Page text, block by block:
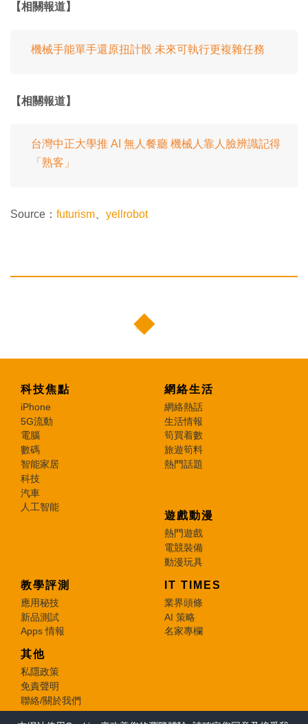
【相關報道】
機械手能單手還原扭計骰 未來可執行更複雜任務
【相關報道】
台灣中正大學推 AI 無人餐廳 機械人靠人臉辨識記得
「熟客」
Source： futurism yellrobot
科技焦點
iPhone
5G流動
電腦
數碼
智能家居
科技
汽車
人工智能
網絡生活
網絡熱話
生活情報
筍買着數
旅遊筍料
熱門話題
遊戲動漫
熱門遊戲
電競裝備
動漫玩具
教學評測
應用秘技
新品測試
Apps 情報
IT TIMES
業界頭條
AI 策略
名家專欄
其他
私隱政策
免責聲明
聯絡/關於我們